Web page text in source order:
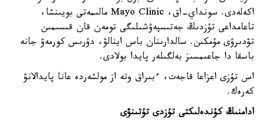
اكەلەدى. سونداي-اق، Mayo Clinic مالىمەتى بويىنشا،
تاعامداعى تۇزدىڭ جەتىسپەۋشىلىگى تومەن قان قىسىمىن
تۋدىرۋى مۇمكىن. سالدارىنان باس اينالۋ، دۇرىس كورمەۋ جانە
باسقا دا جاعىمسىز بەلگىلەر پايدا بولادى.
اس تۇزى اعزاعا قاجەت، ءبىراق وتە از مولشەردە عانا پايدالانۋ
كەرەك.
ادامنىڭ كۇندەلىكتى تۇزدى تۇتىنۋى